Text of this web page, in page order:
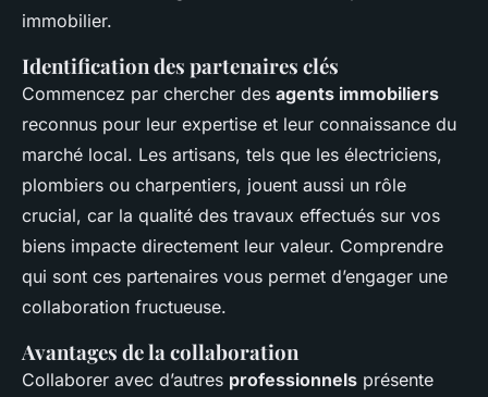
immobilier.
Identification des partenaires clés
Commencez par chercher des agents immobiliers
reconnus pour leur expertise et leur connaissance du
marché local. Les artisans, tels que les électriciens,
plombiers ou charpentiers, jouent aussi un rôle
crucial, car la qualité des travaux effectués sur vos
biens impacte directement leur valeur. Comprendre
qui sont ces partenaires vous permet d’engager une
collaboration fructueuse.
Avantages de la collaboration
Collaborer avec d’autres professionnels présente